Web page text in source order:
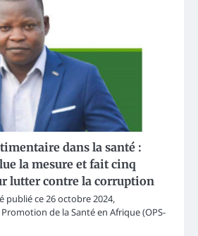
dans la santé :
la mesure et fait cinq
lutter contre la corruption
publié ce 26 octobre 2024,
de la Santé en Afrique (OPS-